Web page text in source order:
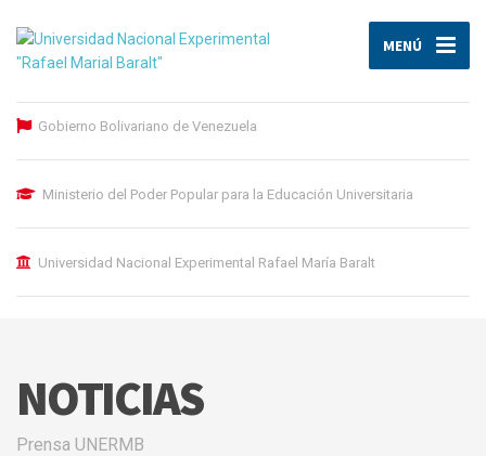
MENÚ
Gobierno Bolivariano de Venezuela
Ministerio del Poder Popular para la Educación Universitaria
Universidad Nacional Experimental Rafael María Baralt
NOTICIAS
Prensa UNERMB